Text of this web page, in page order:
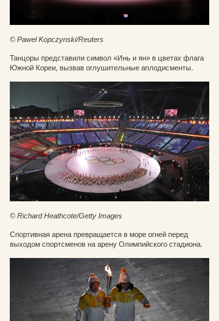
© Pawel Kopczynski/Reuters
Танцоры представили символ «Инь и ян» в цветах флага
Южной Кореи, вызвав оглушительные аплодисменты.
© Richard Heathcote/Getty Images
Спортивная арена превращается в море огней перед
выходом спортсменов на арену Олимпийского стадиона.